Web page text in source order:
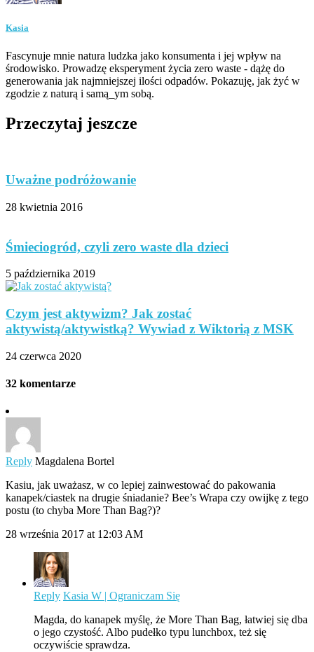
Kasia
Fascynuje mnie natura ludzka jako konsumenta i jej wpływ na
środowisko. Prowadzę eksperyment życia zero waste - dążę do
generowania jak najmniejszej ilości odpadów. Pokazuję, jak żyć w
zgodzie z naturą i samą_ym sobą.
Przeczytaj jeszcze
Uważne podróżowanie
28 kwietnia 2016
Śmieciogród, czyli zero waste dla dzieci
5 października 2019
Czym jest aktywizm? Jak zostać
aktywistą/aktywistką? Wywiad z Wiktorią z MSK
24 czerwca 2020
32 komentarze
Reply Magdalena Bortel
Kasiu, jak uważasz, w co lepiej zainwestować do pakowania
kanapek/ciastek na drugie śniadanie? Bee’s Wrapa czy owijkę z tego
postu (to chyba More Than Bag?)?
28 września 2017 at 12:03 AM
Reply Kasia W | Ograniczam Się
Magda, do kanapek myślę, że More Than Bag, łatwiej się dba
o jego czystość. Albo pudełko typu lunchbox, też się
oczywiście sprawdza.